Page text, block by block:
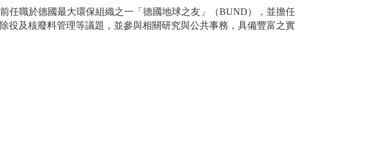
任職於德國最大環保組織之一「德國地球之友」（BUND），並擔任
役及核廢料管理等議題，並參與相關研究與公共事務，具備豐富之實